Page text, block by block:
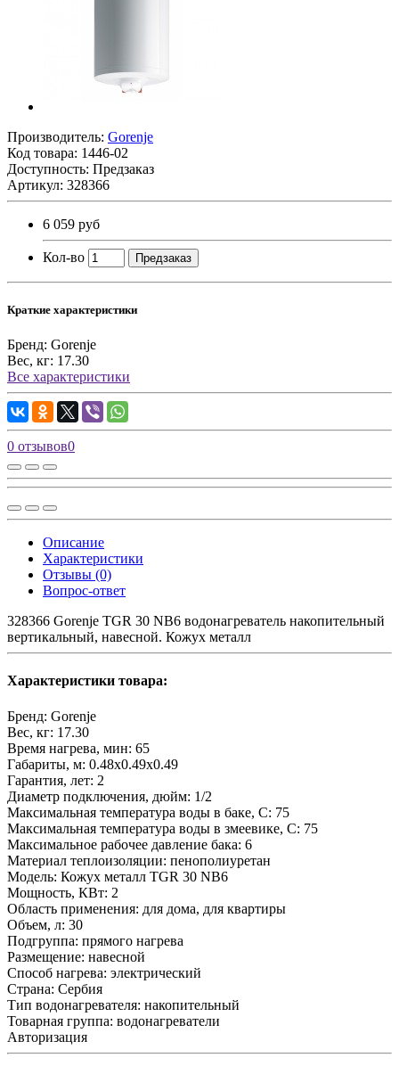
Производитель: Gorenje
Код товара: 1446-02
Доступность: Предзаказ
Артикул: 328366
6 059 руб
Кол-во Предзаказ
Краткие характеристики
Бренд: Gorenje
Вес, кг: 17.30
Все характеристики
0 отзывов0
Описание
Характеристики
Отзывы (0)
Вопрос-ответ
328366 Gorenje TGR 30 NB6 водонагреватель накопительный
вертикальный, навесной. Кожух металл
Характеристики товара:
Бренд: Gorenje
Вес, кг: 17.30
Время нагрева, мин: 65
Габариты, м: 0.48x0.49x0.49
Гарантия, лет: 2
Диаметр подключения, дюйм: 1/2
Максимальная температура воды в баке, С: 75
Максимальная температура воды в змеевике, С: 75
Максимальное рабочее давление бака: 6
Материал теплоизоляции: пенополиуретан
Модель: Кожух металл TGR 30 NB6
Мощность, КВт: 2
Область применения: для дома, для квартиры
Объем, л: 30
Подгруппа: прямого нагрева
Размещение: навесной
Способ нагрева: электрический
Страна: Сербия
Тип водонагревателя: накопительный
Товарная группа: водонагреватели
Авторизация